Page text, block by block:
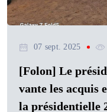
07 sept. 2025
[Folon] Le
vante les acquis
la présidentielle